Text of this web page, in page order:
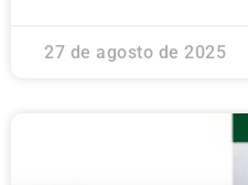
27 de agosto de 2025